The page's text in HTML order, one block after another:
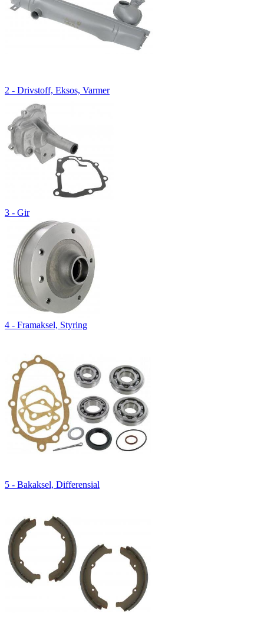
2 - Drivstoff, Eksos, Varmer
3 - Gir
4 - Framaksel, Styring
5 - Bakaksel, Differensial